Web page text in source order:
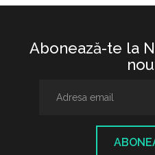
Abonează-te la